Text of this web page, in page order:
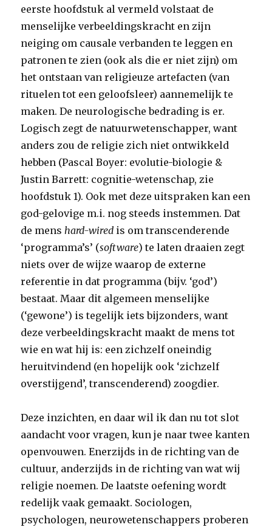
eerste hoofdstuk al vermeld volstaat de
menselijke verbeeldingskracht en zijn
neiging om causale verbanden te leggen en
patronen te zien (ook als die er niet zijn) om
het ontstaan van religieuze artefacten (van
rituelen tot een geloofsleer) aannemelijk te
maken. De neurologische bedrading is er.
Logisch zegt de natuurwetenschapper, want
anders zou de religie zich niet ontwikkeld
hebben (Pascal Boyer: evolutie-biologie &
Justin Barrett: cognitie-wetenschap, zie
hoofdstuk 1). Ook met deze uitspraken kan een
god-gelovige m.i. nog steeds instemmen. Dat
de menshard-wired is om transcenderende
‘programma’s’ (software) te laten draaien zegt
niets over de wijze waarop de externe
referentie in dat programma (bijv. ‘god’)
bestaat. Maar dit algemeen menselijke
(‘gewone’) is tegelijk iets bijzonders, want
deze verbeeldingskracht maakt de mens tot
wie en wat hij is: een zichzelf oneindig
heruitvindend (en hopelijk ook ‘zichzelf
overstijgend’, transcenderend) zoogdier.
Deze inzichten, en daar wil ik dan nu tot slot
aandacht voor vragen, kun je naar twee kanten
openvouwen. Enerzijds in de richting van de
cultuur, anderzijds in de richting van wat wij
religie noemen. De laatste oefening wordt
redelijk vaak gemaakt. Sociologen,
psychologen, neurowetenschappers proberen